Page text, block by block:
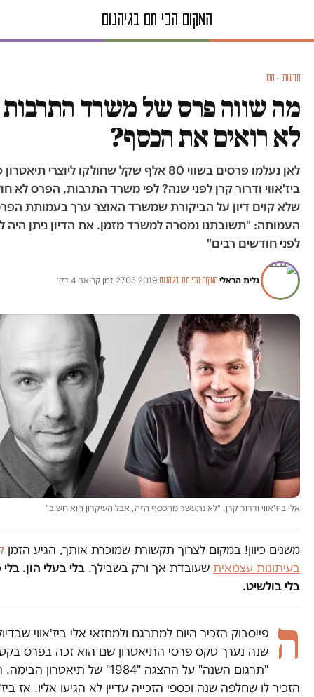
חדשות · חם
מה שווה פרס של משרד
לא רואים את הכסף?
לאן נעלמו פרסים בשווי 80 אלף שקל שחולקו ליוצרי
ביז'אווי ודרור קרן לפני שנה? לפי משרד התרבות, הפרס לא
שלא קוים דיון על הביקורת שמשרד האוצר ערך בעמותת
העמותה: "תשובתנו נמסרה למשרד מזמן. את הדיון ניתן היה
לפני חודשים רבים"
גלית הראלי·המקום הכי חם בגיהנום·
27.05.2019
·זמן קריאה 4 דק׳
אלי ביז'אווי ודרור קרן. "לא נתעשר מהכסף הזה, אבל העיקרון הוא חשוב"
משנים כיוון! במקום לצרוך תקשורת שמוכרת אותך, הגיע הזמן
בעיתונות עצמאית שעובדת אך ורק בשבילך. בלי בעלי הון.
בלי בולשיט.
ה פייסבוק הזכיר היום למתרגם ולמחזאי אלי ביז'אווי
שנה נערך טקס פרסי התיאטרון שם הוא זכה בפרס
"תרגום השנה" על ההצגה "1984" של תיאטרון
הזכיר לו שחלפה שנה וכספי הזכייה עדיין לא הגיעו אליו. אז